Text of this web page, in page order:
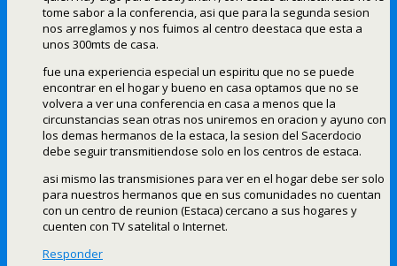
tome sabor a la conferencia, asi que para la segunda sesion
nos arreglamos y nos fuimos al centro deestaca que esta a
unos 300mts de casa.
fue una experiencia especial un espiritu que no se puede
encontrar en el hogar y bueno en casa optamos que no se
volvera a ver una conferencia en casa a menos que la
circunstancias sean otras nos uniremos en oracion y ayuno con
los demas hermanos de la estaca, la sesion del Sacerdocio
debe seguir transmitiendose solo en los centros de estaca.
asi mismo las transmisiones para ver en el hogar debe ser solo
para nuestros hermanos que en sus comunidades no cuentan
con un centro de reunion (Estaca) cercano a sus hogares y
cuenten con TV satelital o Internet.
Responder